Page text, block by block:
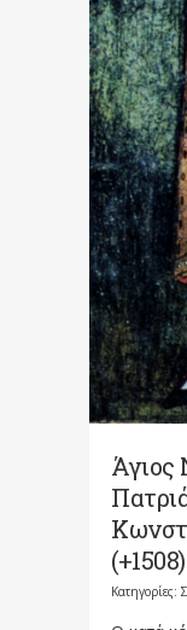
Άγιος
Κατηγορίες: